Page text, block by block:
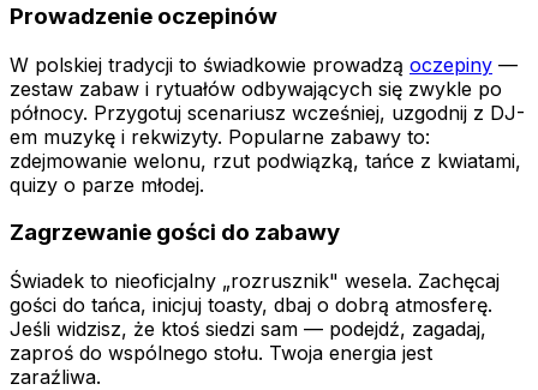
Prowadzenie oczepinów
W polskiej tradycji to świadkowie prowadzą oczepiny —
zestaw zabaw i rytuałów odbywających się zwykle po
północy. Przygotuj scenariusz wcześniej, uzgodnij z DJ-
em muzykę i rekwizyty. Popularne zabawy to:
zdejmowanie welonu, rzut podwiązką, tańce z kwiatami,
quizy o parze młodej.
Zagrzewanie gości do zabawy
Świadek to nieoficjalny „rozrusznik" wesela. Zachęcaj
gości do tańca, inicjuj toasty, dbaj o dobrą atmosferę.
Jeśli widzisz, że ktoś siedzi sam — podejdź, zagadaj,
zaproś do wspólnego stołu. Twoja energia jest
zaraźliwa.